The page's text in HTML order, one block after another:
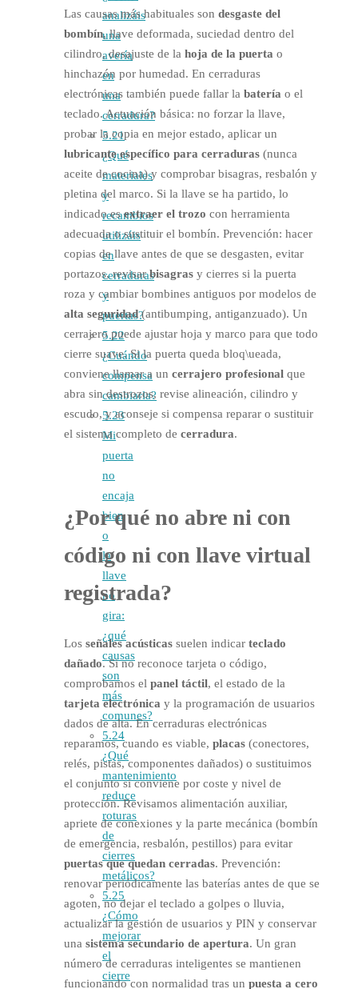
analizáis
una
avería
en
una
cerradura?
5.21
¿Qué
materiales
y
recambios
utilizáis
en
cerraduras
y
puertas?
5.22
¿Cuándo
compensa
cambiarla?
5.23
Mi
puerta
no
encaja
bien
o
la
llave
no
gira:
¿qué
causas
son
más
comunes?
5.24
¿Qué
mantenimiento
reduce
roturas
de
cierres
metálicos?
5.25
¿Cómo
mejorar
el
cierre
Las causas más habituales son desgaste del
bombín, llave deformada, suciedad dentro del
cilindro, desajuste de la hoja de la puerta o
hinchazón por humedad. En cerraduras
electrónicas también puede fallar la batería o el
teclado. Actuación básica: no forzar la llave,
probar la copia en mejor estado, aplicar un
lubricante específico para cerraduras (nunca
aceite de cocina) y comprobar bisagras, resbalón y
pletina del marco. Si la llave se ha partido, lo
indicado esextraer el trozo con herramienta
adecuada o sustituir el bombín. Prevención: hacer
copias de llave antes de que se desgasten, evitar
portazos, revisarbisagras y cierres si la puerta
roza y cambiar bombines antiguos por modelos de
alta seguridad(antibumping, antiganzuado). Un
cerrajero puede ajustar hoja y marco para que todo
cierre suave. Si la puerta queda bloq\ueada,
conviene llamar a un cerrajero profesional que
abra sin destrozos, revise alineación, cilindro y
escudo, y aconseje si compensa reparar o sustituir
el sistema completo de cerradura.
¿Por qué no abre ni con
código ni con llave virtual
registrada?
Los señales acústicas suelen indicar teclado
dañado. Si no reconoce tarjeta o código,
comprobamos el panel táctil, el estado de la
tarjeta electrónica y la programación de usuarios
dados de alta. En cerraduras electrónicas
reparamos, cuando es viable, placas (conectores,
relés, pistas, componentes dañados) o sustituimos
el conjunto si conviene por coste y nivel de
protección. Revisamos alimentación auxiliar,
apriete de conexiones y la parte mecánica (bombín
de emergencia, resbalón, pestillos) para evitar
puertas que quedan cerradas. Prevención:
renovar periódicamente las baterías antes de que se
agoten, no dejar el teclado a golpes o lluvia,
actualizar la gestión de usuarios y PIN y conservar
una sistema secundario de apertura. Un gran
número de cerraduras inteligentes se mantienen
funcionando con normalidad tras un puesta a cero